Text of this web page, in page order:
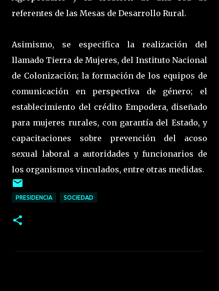
referentes de las Mesas de Desarrollo Rural.
Asimismo, se especifica la realización del
llamado Tierra de Mujeres, del Instituto Nacional
de Colonización; la formación de los equipos de
comunicación en perspectiva de género; el
establecimiento del crédito Empodera, diseñado
para mujeres rurales, con garantía del Estado, y
capacitaciones sobre prevención del acoso
sexual laboral a autoridades y funcionarios de
los organismos vinculados, entre otras medidas.
PRESIDENCIA SOCIEDAD